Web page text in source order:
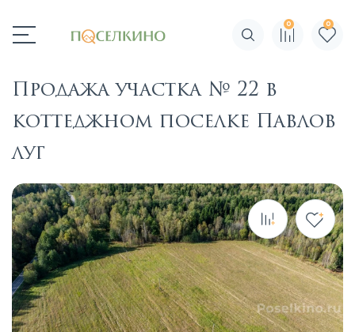
Поиск по сайту
0 0
Продажа участка № 22 в
коттеджном поселке Павлов
луг